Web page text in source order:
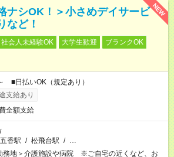
NEW
ナシOK！＞小さめデイサービ
など！
社会人未経験OK 大学生歓迎
ブランクOK
■日払いOK（規定あり）
支給あり
全額支給
五香駅 / 松飛台駅 / …
務地＞介護施設や病院 ※ご自宅の近くなど、お